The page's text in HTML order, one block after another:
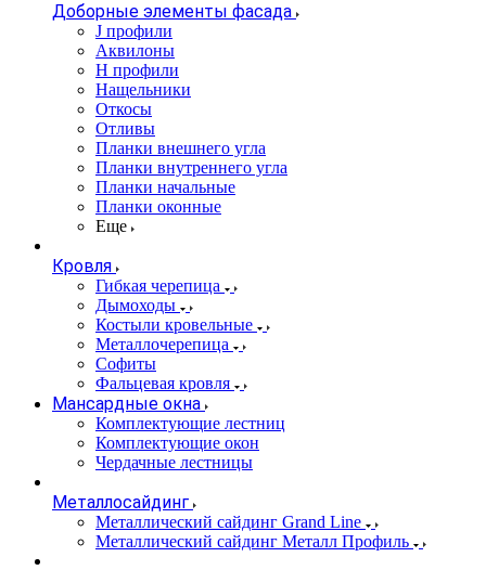
Доборные элементы фасада
J профили
Аквилоны
Н профили
Нащельники
Откосы
Отливы
Планки внешнего угла
Планки внутреннего угла
Планки начальные
Планки оконные
Еще
Кровля
Гибкая черепица
Дымоходы
Костыли кровельные
Металлочерепица
Софиты
Фальцевая кровля
Мансардные окна
Комплектующие лестниц
Комплектующие окон
Чердачные лестницы
Металлосайдинг
Металлический сайдинг Grand Line
Металлический сайдинг Металл Профиль